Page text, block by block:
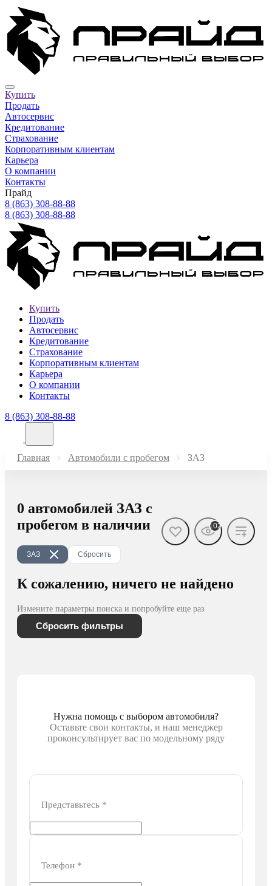
Купить
Продать
Автосервис
Кредитование
Страхование
Корпоративным клиентам
Карьера
О компании
Контакты
Прайд
8 (863) 308-88-88
8 (863) 308-88-88
Купить
Продать
Автосервис
Кредитование
Страхование
Корпоративным клиентам
Карьера
О компании
Контакты
8 (863) 308-88-88
Главная Автомобили с пробегом ЗАЗ
0 автомобилей ЗАЗ с
пробегом в наличии
102
ЗАЗ Сбросить
К сожалению, ничего не найдено
Измените параметры поиска и попробуйте еще раз
Сбросить фильтры
Нужна помощь с выбором автомобиля?
Оставьте свои контакты, и наш менеджер
проконсультирует вас по модельному ряду
Представьтесь *
Телефон *